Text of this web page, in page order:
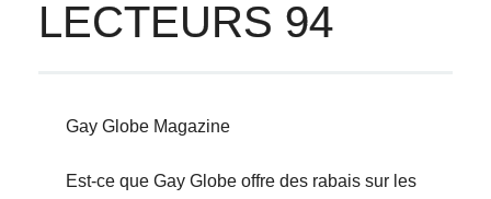
LECTEURS 94
Gay Globe Magazine
Est-ce que Gay Globe offre des rabais sur les